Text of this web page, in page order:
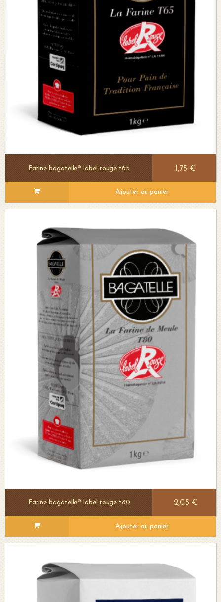
Voir le détail
Farine bagatelle® label rouge t65 1,75 €
Ajouter au panier
Farine bagatelle® label rouge t80 2,05 €
Ajouter au panier